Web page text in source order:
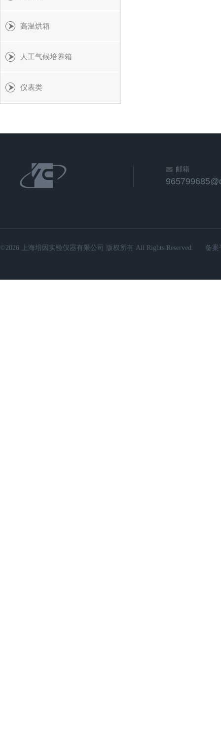
高温烘箱
人工气候培养箱
仪表类
邮箱
©2026 上海培因实验仪器有限公司 版权所有 All Rights Reserved. 备案